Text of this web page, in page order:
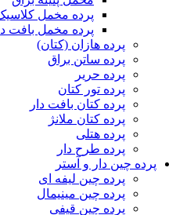
پرده مخمل کلاسیک
پرده مخمل بافت دار
پرده هازان (کتان)
پرده ساتن براق
پرده حریر
پرده تور کتان
پرده کتان بافت دار
پرده کتان ملانژ
پرده هتلی
پرده طرح دار
پرده چین دار و آستر
پرده چین لیفه ای
پرده چین مینیمال
پرده چین قیفی